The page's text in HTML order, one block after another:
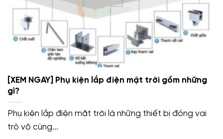
[XEM NGAY] Phụ kiện lắp điện mặt trời gồm những
gì?
Phụ kiện lắp điện mặt trời là những thiết bị đóng vai
trò vô cùng...